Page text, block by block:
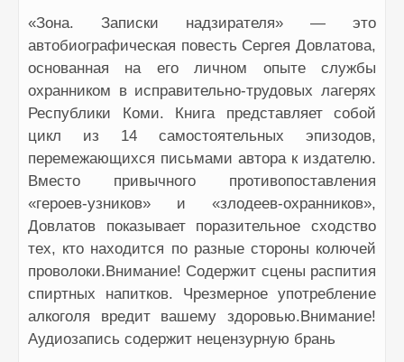
«Зона. Записки надзирателя» — это
автобиографическая повесть Сергея Довлатова,
основанная на его личном опыте службы
охранником в исправительно-трудовых лагерях
Республики Коми. Книга представляет собой
цикл из 14 самостоятельных эпизодов,
перемежающихся письмами автора к издателю.
Вместо привычного противопоставления
«героев-узников» и «злодеев-охранников»,
Довлатов показывает поразительное сходство
тех, кто находится по разные стороны колючей
проволоки.Внимание! Содержит сцены распития
спиртных напитков. Чрезмерное употребление
алкоголя вредит вашему здоровью.Внимание!
Аудиозапись содержит нецензурную брань